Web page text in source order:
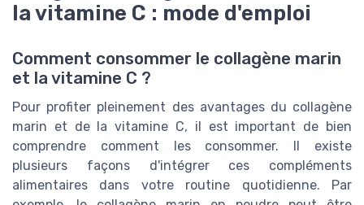
la vitamine C : mode d'emploi
Comment consommer le collagène marin
et la vitamine C ?
Pour profiter pleinement des avantages du collagène
marin et de la vitamine C, il est important de bien
comprendre comment les consommer. Il existe
plusieurs façons d'intégrer ces compléments
alimentaires dans votre routine quotidienne. Par